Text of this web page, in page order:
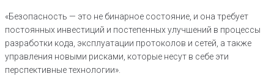
«Безопасность — это не бинарное состояние, и она требует
постоянных инвестиций и постепенных улучшений в процессы
разработки кода, эксплуатации протоколов и сетей, а также
управления новыми рисками, которые несут в себе эти
перспективные технологии».